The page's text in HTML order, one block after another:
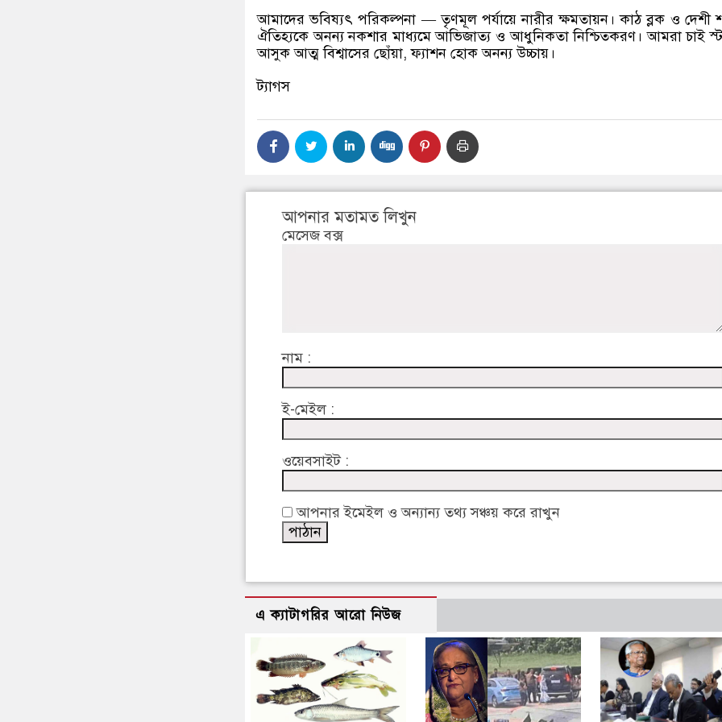
আমাদের ভবিষ্যৎ পরিকল্পনা — তৃণমূল পর্যায়ে নারীর ক্ষমতায়ন। কাঠ ব্লক ও দেশী
ঐতিহ্যকে অনন্য নকশার মাধ্যমে আভিজাত্য ও আধুনিকতা নিশ্চিতকরণ। আমরা চাই
আসুক আত্ম বিশ্বাসের ছোঁয়া, ফ্যাশন হোক অনন্য উচ্চায়।
ট্যাগস
আপনার মতামত লিখুন
মেসেজ বক্স
নাম :
ই-মেইল :
ওয়েবসাইট :
আপনার ইমেইল ও অন্যান্য তথ্য সঞ্চয় করে রাখুন
এ ক্যাটাগরির আরো নিউজ